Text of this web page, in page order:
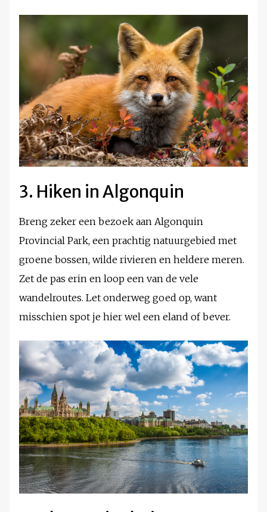
3. Hiken in Algonquin
Breng zeker een bezoek aan Algonquin
Provincial Park, een prachtig natuurgebied met
groene bossen, wilde rivieren en heldere meren.
Zet de pas erin en loop een van de vele
wandelroutes. Let onderweg goed op, want
misschien spot je hier wel een eland of bever.